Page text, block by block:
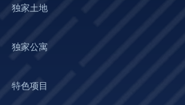
独家土地
独家公寓
特色项目